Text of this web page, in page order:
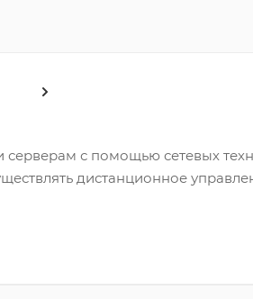
с помощью сетевых
дистанционное